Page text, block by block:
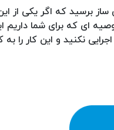
برسید که اگر یکی از
ای که برای شما
نکنید و این کار را به